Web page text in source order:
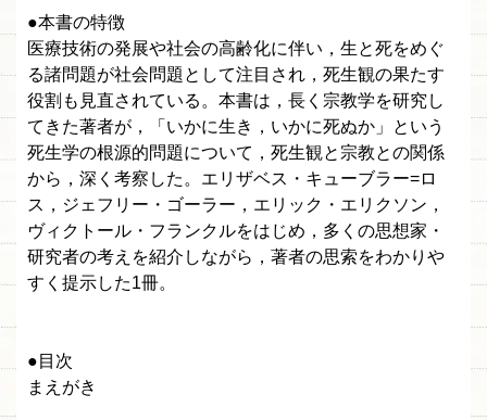
●本書の特徴
医療技術の発展や社会の高齢化に伴い，生と死をめぐ
る諸問題が社会問題として注目され，死生観の果たす
役割も見直されている。本書は，長く宗教学を研究し
てきた著者が，「いかに生き，いかに死ぬか」という
死生学の根源的問題について，死生観と宗教との関係
から，深く考察した。エリザベス・キューブラー=ロ
ス，ジェフリー・ゴーラー，エリック・エリクソン，
ヴィクトール・フランクルをはじめ，多くの思想家・
研究者の考えを紹介しながら，著者の思索をわかりや
すく提示した1冊。
●目次
まえがき